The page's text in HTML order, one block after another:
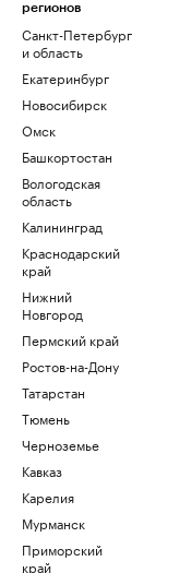
регионов
Санкт-Петербург
и область
Екатеринбург
Новосибирск
Омск
Башкортостан
Вологодская
область
Калининград
Краснодарский
край
Нижний
Новгород
Пермский край
Ростов-на-Дону
Татарстан
Тюмень
Черноземье
Кавказ
Карелия
Мурманск
Приморский
край